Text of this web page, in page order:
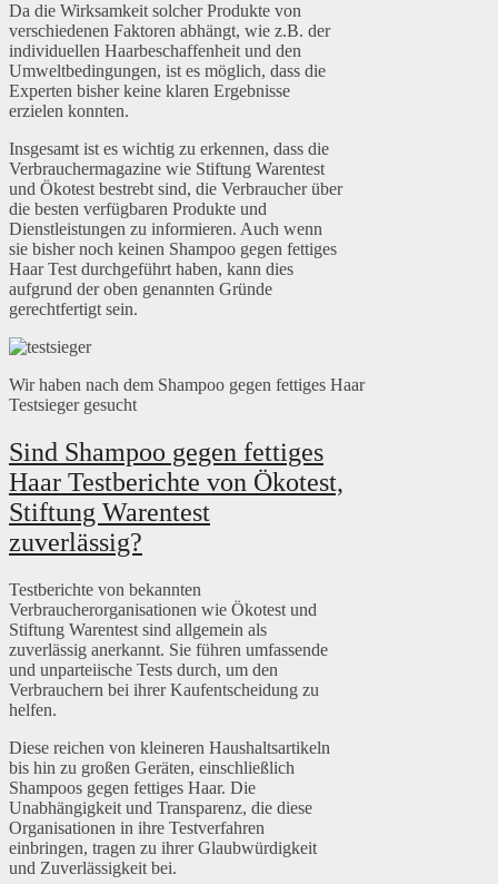
Da die Wirksamkeit solcher Produkte von
verschiedenen Faktoren abhängt, wie z.B. der
individuellen Haarbeschaffenheit und den
Umweltbedingungen, ist es möglich, dass die
Experten bisher keine klaren Ergebnisse
erzielen konnten.
Insgesamt ist es wichtig zu erkennen, dass die
Verbrauchermagazine wie Stiftung Warentest
und Ökotest bestrebt sind, die Verbraucher über
die besten verfügbaren Produkte und
Dienstleistungen zu informieren. Auch wenn
sie bisher noch keinen Shampoo gegen fettiges
Haar Test durchgeführt haben, kann dies
aufgrund der oben genannten Gründe
gerechtfertigt sein.
Wir haben nach dem Shampoo gegen fettiges Haar
Testsieger gesucht
Sind Shampoo gegen fettiges
Haar Testberichte von Ökotest,
Stiftung Warentest
zuverlässig?
Testberichte von bekannten
Verbraucherorganisationen wie Ökotest und
Stiftung Warentest sind allgemein als
zuverlässig anerkannt. Sie führen umfassende
und unparteiische Tests durch, um den
Verbrauchern bei ihrer Kaufentscheidung zu
helfen.
Diese reichen von kleineren Haushaltsartikeln
bis hin zu großen Geräten, einschließlich
Shampoos gegen fettiges Haar. Die
Unabhängigkeit und Transparenz, die diese
Organisationen in ihre Testverfahren
einbringen, tragen zu ihrer Glaubwürdigkeit
und Zuverlässigkeit bei.